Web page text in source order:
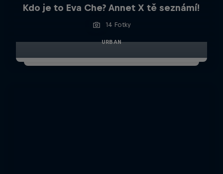
Kdo je to Eva Che? Annet X tě seznámí!
14 Fotky
URBAN